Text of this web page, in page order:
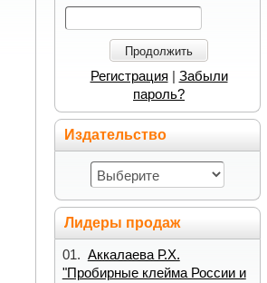
Продолжить
Регистрация
Забыли
пароль?
Издательство
Лидеры продаж
01. Аккалаева Р.Х.
"Пробирные клейма России и